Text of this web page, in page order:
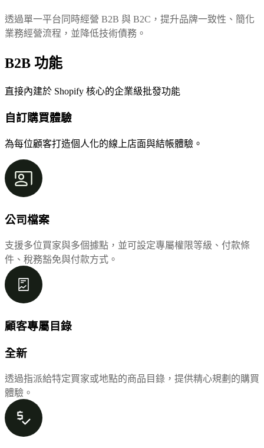
透過單一平台同時經營 B2B 與 B2C，提升品牌一致性、簡化
業務經營流程，並降低技術債務。
B2B 功能
直接內建於 Shopify 核心的企業級批發功能
自訂購買體驗
為每位顧客打造個人化的線上店面與結帳體驗。
公司檔案
支援多位買家與多個據點，並可設定專屬權限等級、付款條
件、稅務豁免與付款方式。
顧客專屬目錄
全新
透過指派給特定買家或地點的商品目錄，提供精心規劃的購買
體驗。